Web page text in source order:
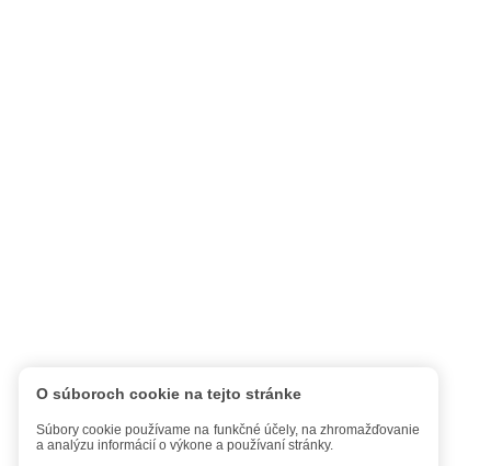
O súboroch cookie na tejto stránke
Súbory cookie používame na funkčné účely, na zhromažďovanie
a analýzu informácií o výkone a používaní stránky.